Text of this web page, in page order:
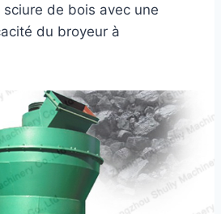
de bois avec une
du broyeur à